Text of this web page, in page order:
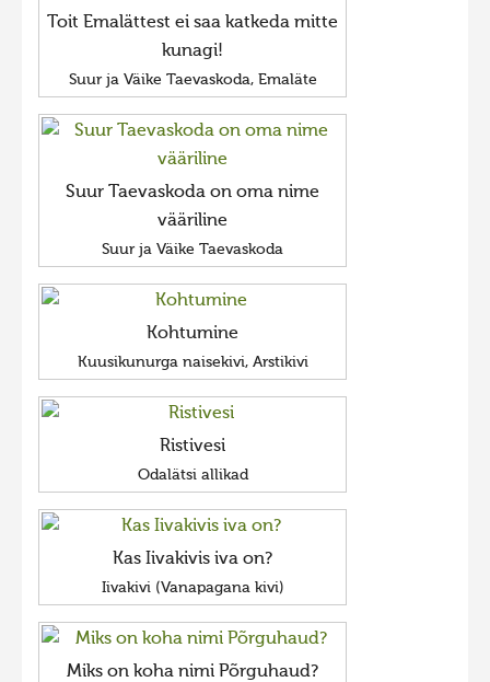
Toit Emalättest ei saa katkeda mitte
kunagi!
Suur ja Väike Taevaskoda, Emaläte
Suur Taevaskoda on oma nime
vääriline
Suur ja Väike Taevaskoda
Kohtumine
Kuusikunurga naisekivi, Arstikivi
Ristivesi
Odalätsi allikad
Kas Iivakivis iva on?
Iivakivi (Vanapagana kivi)
Miks on koha nimi Põrguhaud?